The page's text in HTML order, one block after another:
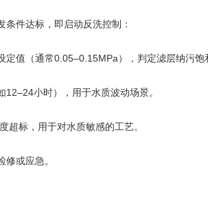
件达标，即启动反洗控制：
值（通常0.05–0.15MPa），判定滤层纳污饱
小时），用于水质波动场景。
标，用于对水质敏感的工艺。
或应急。